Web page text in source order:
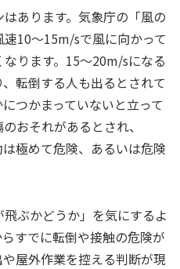
あります。気象庁の「風の
10〜15m/sで風に向かって
ります。15〜20m/sになる
転倒する人も出るとされて
つかまっていないと立って
おそれがあるとされ、
極めて危険、あるいは危険
ぶかどうか」を気にするよ
すでに転倒や接触の危険が
屋外作業を控える判断が現